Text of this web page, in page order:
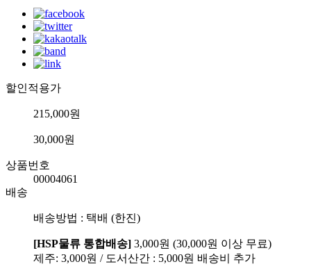
할인적용가
215,000원
30,000원
상품번호
00004061
배송
배송방법 : 택배 (한진)
[HSP물류 통합배송] 3,000원 (30,000원 이상 무료)
제주: 3,000원 / 도서산간 : 5,000원 배송비 추가